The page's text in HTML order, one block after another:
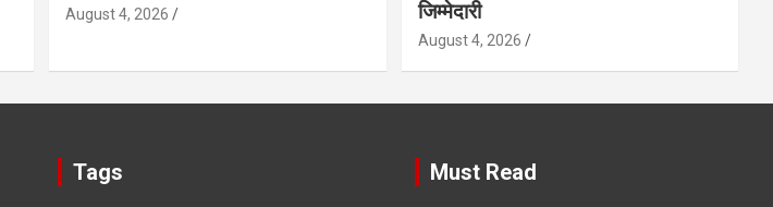
August 4, 2026
जिम्मेदारी
August 4, 2026
Tags Must Read